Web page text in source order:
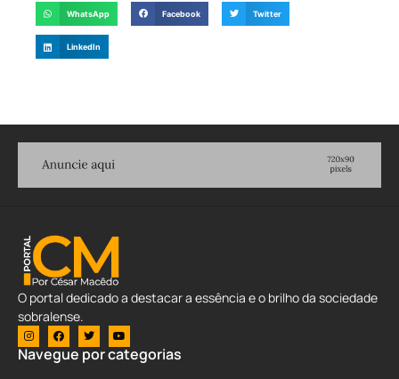
WhatsApp Facebook Twitter
LinkedIn
O portal dedicado a destacar a essência e o brilho da sociedade
sobralense.
Navegue por categorias